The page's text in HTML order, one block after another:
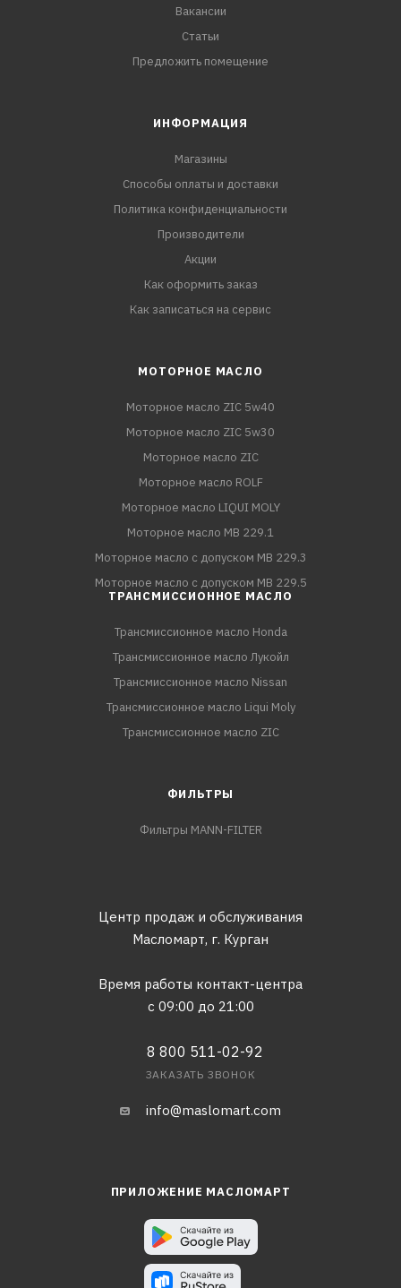
Вакансии
Статьи
Предложить помещение
ИНФОРМАЦИЯ
Магазины
Способы оплаты и доставки
Политика конфиденциальности
Производители
Акции
Как оформить заказ
Как записаться на сервис
МОТОРНОЕ МАСЛО
Моторное масло ZIC 5w40
Моторное масло ZIC 5w30
Моторное масло ZIC
Моторное масло ROLF
Моторное масло LIQUI MOLY
Моторное масло MB 229.1
Моторное масло с допуском MB 229.3
Моторное масло с допуском MB 229.5
ТРАНСМИССИОННОЕ МАСЛО
Трансмиссионное масло Honda
Трансмиссионное масло Лукойл
Трансмиссионное масло Nissan
Трансмиссионное масло Liqui Moly
Трансмиссионное масло ZIC
ФИЛЬТРЫ
Фильтры MANN-FILTER
Центр продаж и обслуживания
Масломарт, г. Курган
Время работы контакт-центра
с 09:00 до 21:00
8 800 511-02-92
ЗАКАЗАТЬ ЗВОНОК
info@maslomart.com
ПРИЛОЖЕНИЕ МАСЛОМАРТ